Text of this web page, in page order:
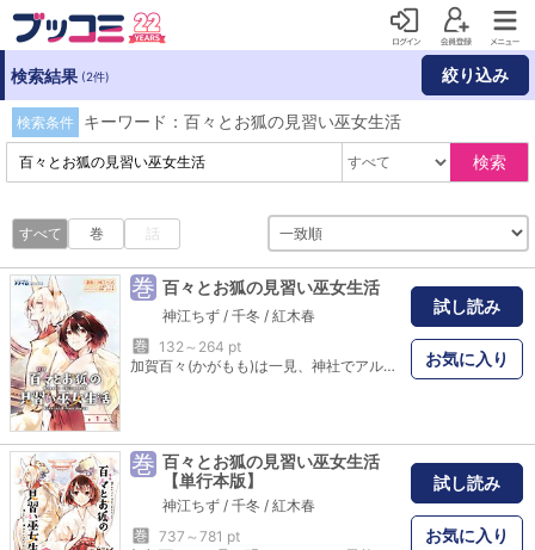
検索結果 (2件) 絞り込み
検索条件 キーワード：百々とお狐の見習い巫女生活
検索
すべて 巻 話
巻 百々とお狐の見習い巫女生活
神江ちず / 千冬 / 紅木春
巻
132～264 pt
加賀百々(かがもも)は一見、神社でアルバイトをしている普通の女子高生だが、実は人々と神を繋ぐ「在巫女（ざいみこ）」見習いだ。実家を出て稲荷の神使・香佑焔（こうえん）と修行に励んでいる。ある日、百々は同級生から相談された怪事件を初めて解決するが、ホッとする間もなく、現当主で実の曾祖母である一子（いちこ）に本家に呼ばれ、「今後なにかあったら頼るように」と生活安全課の東雲天空（しののめ そ ら）を紹介される。寡黙で無骨な東雲に戸惑う百々だが、下宿まで送ってもらった矢先、近くの神社から不穏な気配を感じ、二人で向かうと――。
試し読み
お気に入り
巻 百々とお狐の見習い巫女生活
【単行本版】
神江ちず / 千冬 / 紅木春
巻
737～781 pt
試し読み
お気に入り